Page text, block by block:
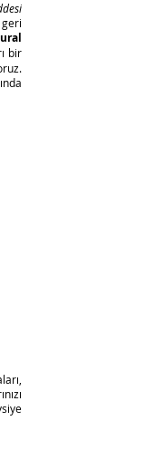
bir